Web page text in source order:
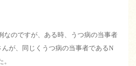
なのですが、ある時、うつ病の当事者
が、同じくうつ病の当事者であるN